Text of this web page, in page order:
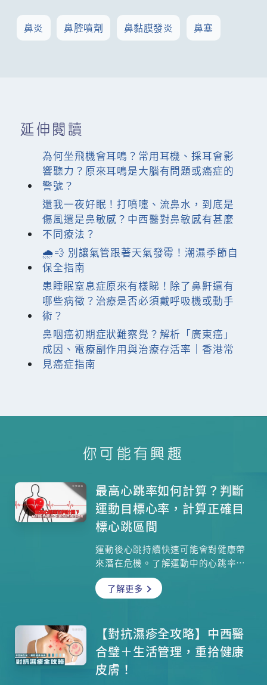
鼻炎 鼻腔噴劑 鼻黏膜發炎 鼻塞
延伸閱讀
為何坐飛機會耳鳴？常用耳機、採耳會影
響聽力？原來耳鳴是大腦有問題或癌症的
警號？
還我一夜好眠！打噴嚏、流鼻水，到底是
傷風還是鼻敏感？中西醫對鼻敏感有甚麼
不同療法？
🌧️💨 別讓氣管跟著天氣發霉！潮濕季節自
保全指南
患睡眠窒息症原來有樣睇！除了鼻鼾還有
哪些病徵？治療是否必須戴呼吸機或動手
術？
鼻咽癌初期症狀難察覺？解析「廣東癌」
成因、電療副作用與治療存活率｜香港常
見癌症指南
你可能有興趣
最高心跳率如何計算？判斷
運動目標心率，計算正確目
標心跳區間
運動後心跳持續快速可能會對健康帶
來潛在危機。了解運動中的心跳率變
化及其影響，對於預防心血管疾病至
關重要。本文將深入解析運動心跳率
率的好處。了解這些資訊，能幫助運
動員和健身愛好者更安全的訓練，避
免過度負荷對身體造成的傷害。
了解更多
【對抗濕疹全攻略】中西醫
合璧＋生活管理，重拾健康
皮膚！